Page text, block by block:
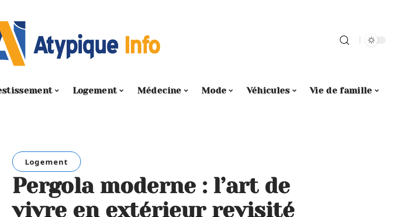
Logement Médecine Mode Véhicules
Vie de famille
Logement
Pergola moderne : l’art de
vivre en extérieur revisité